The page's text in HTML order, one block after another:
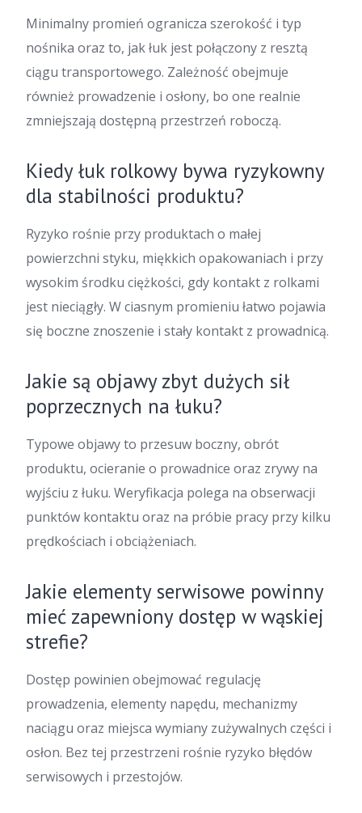
Minimalny promień ogranicza szerokość i typ
nośnika oraz to, jak łuk jest połączony z resztą
ciągu transportowego. Zależność obejmuje
również prowadzenie i osłony, bo one realnie
zmniejszają dostępną przestrzeń roboczą.
Kiedy łuk rolkowy bywa ryzykowny
dla stabilności produktu?
Ryzyko rośnie przy produktach o małej
powierzchni styku, miękkich opakowaniach i przy
wysokim środku ciężkości, gdy kontakt z rolkami
jest nieciągły. W ciasnym promieniu łatwo pojawia
się boczne znoszenie i stały kontakt z prowadnicą.
Jakie są objawy zbyt dużych sił
poprzecznych na łuku?
Typowe objawy to przesuw boczny, obrót
produktu, ocieranie o prowadnice oraz zrywy na
wyjściu z łuku. Weryfikacja polega na obserwacji
punktów kontaktu oraz na próbie pracy przy kilku
prędkościach i obciążeniach.
Jakie elementy serwisowe powinny
mieć zapewniony dostęp w wąskiej
strefie?
Dostęp powinien obejmować regulację
prowadzenia, elementy napędu, mechanizmy
naciągu oraz miejsca wymiany zużywalnych części i
osłon. Bez tej przestrzeni rośnie ryzyko błędów
serwisowych i przestojów.